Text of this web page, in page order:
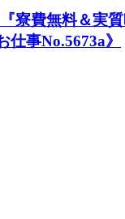
寮費無料＆実
事No.5673a》